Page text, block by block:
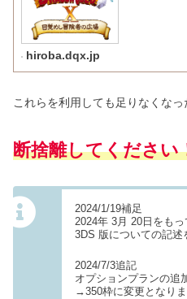
hiroba.dqx.jp
これらを利用しても足りなくな
断捨離してください
2024/1/19補足
2024年 3月 20日をも
3DS 版についての記述
2024/7/3追記
オプションプランの追
→350枠に変更となりま